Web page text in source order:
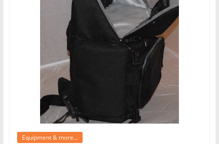
Equipment & more...